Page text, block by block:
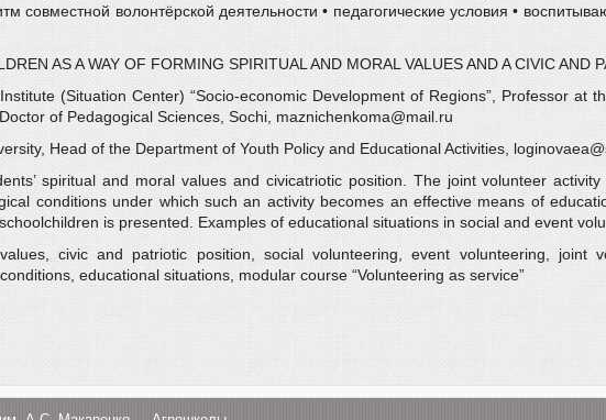
совместной волонтёрской деятельности • педагогические условия •
AS A WAY OF FORMING SPIRITUAL AND MORAL VALUES AND A CIVIC AND
(Situation Center) “Socio-economic Development of Regions”, Professor at
of Pedagogical Sciences, Sochi, maznichenkoma@mail.ru
Head of the Department of Youth Policy and Educational Activities,
spiritual and moral values and civicatriotic position. The joint volunteer
conditions under which such an activity becomes an effective means of
is presented. Examples of educational situations in social and event
civic and patriotic position, social volunteering, event volunteering, joint
educational situations, modular course “Volunteering as service”